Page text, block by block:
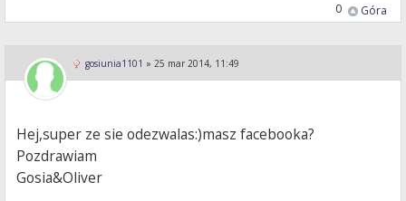
Góra
0
gosiunia1101 » 25 mar 2014, 11:49
Hej,super ze sie odezwalas:)masz facebooka?
Pozdrawiam
Gosia&Oliver